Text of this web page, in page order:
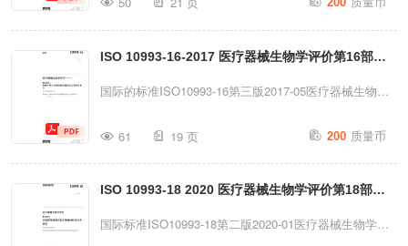
的字体已获得授权并安装在编辑设备上。下载本文件即表
示用户同意不违反Adobe授权政策。ISO中央秘书处对此
械生物学评价第15部分：金属及合金降解产物的鉴定与定
量分析参考编号ISO10993-15：
2019(E)CISO2019ISO10993-15：2019(E)受版权保护的
文档CISO2019版权所有。除非另有规定或实施过程中需
括电子或机械手段，如复印、发布于互联网或内联网）复
制或以其他方式使用本出版物的任何部分。许可申请可向
以下地址的ISO组织或请求者所在国的ISO成员机构提
ISO 10993-16-2017 医疗器械生物学评价第16部分
降解产物与可再释放物质的毒代动力学研究设计（中
国际的标准ISO10993-16第三版2017-05医疗器械生物学
究设计医疗器械生物学评价第16部分：降解产物与可再释
放物质的毒代动力学研究设计参考编号ISO10993-16：
2017(E)CISO2017ISO10993-16：2017(E)受版权保护的
文档◎ISO2017，瑞士发布版权所有。除非另有说明，未
61 19 页 200 质量币
ISO 10993-18 2020 医疗器械生物学评价第18部分
风险管理流程中医疗器械材料的化学特性分析（中
国际标准ISO10993-18第二版2020-01医疗器械生物学评